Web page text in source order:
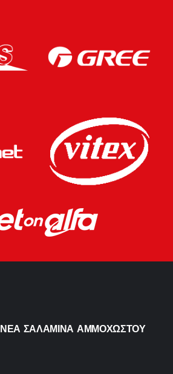
ΝΕΑ ΣΑΛΑΜΙΝΑ ΑΜΜΟΧΩΣΤΟΥ